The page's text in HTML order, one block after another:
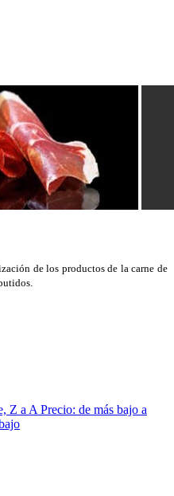
de los productos de la carne de
Z a A Precio: de más bajo a